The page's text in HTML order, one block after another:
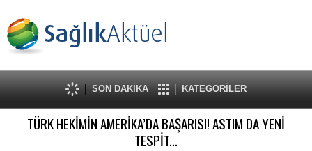
SON DAKİKA KATEGORİLER
TÜRK HEKİMİN AMERİKA’DA BAŞARISI! ASTIM DA YENİ
TESPİT...